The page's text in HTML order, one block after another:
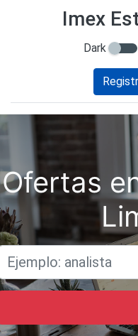
Imex
Dark
Ofertas